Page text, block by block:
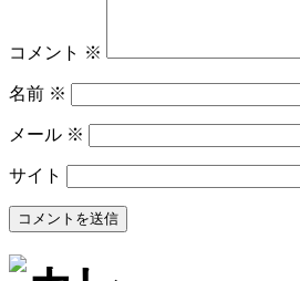
コメント ※
名前 ※
メール ※
サイト